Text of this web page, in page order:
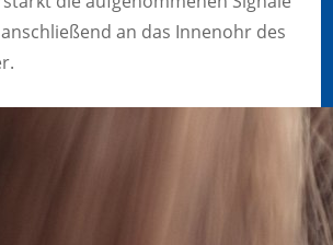
an das Innenohr des